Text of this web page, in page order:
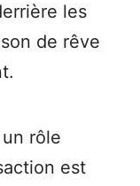
les
de rêve
rôle
est